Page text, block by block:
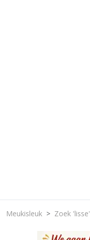
Meukisleuk Zoek 'lisse'